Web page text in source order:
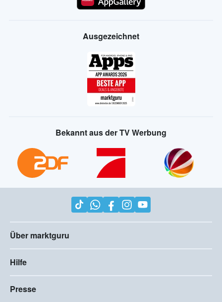
Ausgezeichnet
Bekannt aus der TV Werbung
Über marktguru
Hilfe
Presse